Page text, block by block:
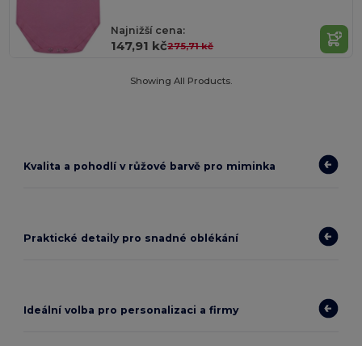
Najnižší cena:
147,91 kč275,71 kč
Showing All Products.
Kvalita a pohodlí v růžové barvě pro miminka
Praktické detaily pro snadné oblékání
Ideální volba pro personalizaci a firmy